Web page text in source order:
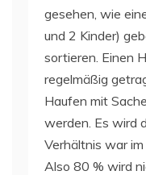
gesehen, wie
und 2 Kinder)
sortieren. Einen
regelmäßig
Haufen mit
werden. Es wird
Verhältnis war
Also 80 % wird